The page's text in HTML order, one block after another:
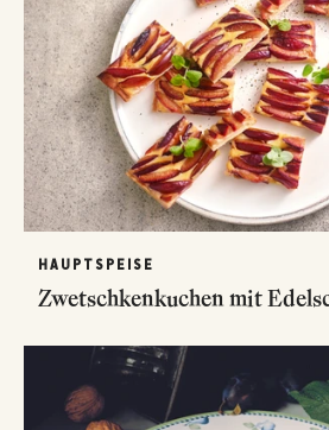
HAUPTSPEISE
Zwetschkenkuchen mit